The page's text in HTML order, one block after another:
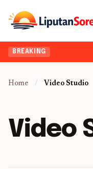
BREAKING
Home / Video Studio
Video